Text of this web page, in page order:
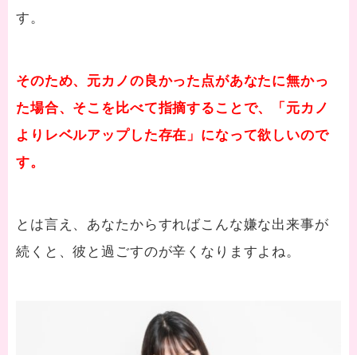
す。
そのため、元カノの良かった点があなたに無かっ
た場合、そこを比べて指摘することで、「 元カノ
よりレベルアップした存在」になって欲しいので
す。
とは言え、あなたからすればこんな嫌な出来事が
続くと、彼と過ごすのが辛くなりますよね。